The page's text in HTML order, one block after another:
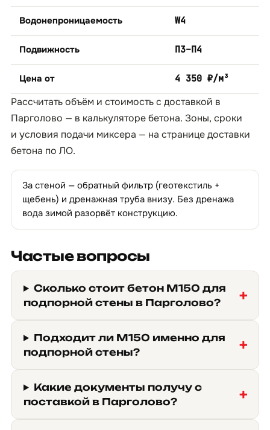
Водонепроницаемость W4
Подвижность П3–П4
Цена от 4 350 ₽/м³
Рассчитать объём и стоимость с доставкой в
Парголово — в калькуляторе бетона. Зоны, сроки
и условия подачи миксера — на страницедоставки
бетона по ЛО.
За стеной — обратный фильтр (геотекстиль +
щебень) и дренажная труба внизу. Без дренажа
вода зимой разорвёт конструкцию.
Частые вопросы
Сколько стоит бетон М150 для
подпорной стены в Парголово?
Подходит ли М150 именно для
подпорной стены?
Какие документы получу с
поставкой в Парголово?